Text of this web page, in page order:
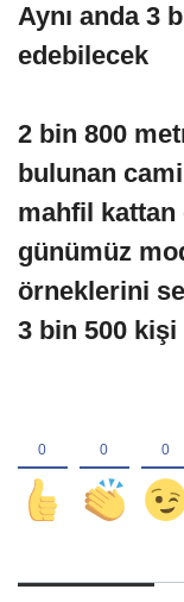
Aynı anda 3
edebilecek
2 bin 800
bulunan
mahfil
günümüz
örneklerini
3 bin 500 kişi